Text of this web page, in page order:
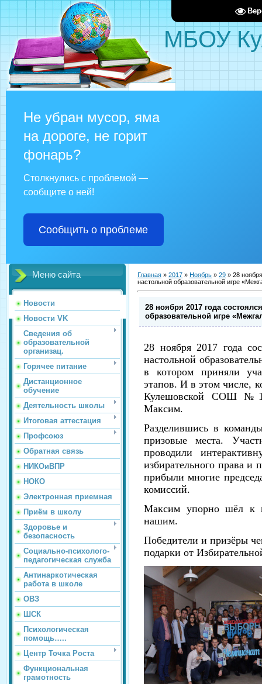
МБОУ
Не убран мусор, яма
на дороге, не горит
фонарь?
Столкнулись с проблемой —
сообщите о ней!
Сообщить о проблеме
Меню сайта
Новости
Новости VK
Сведения об
образовательной
организац.
Горячее питание
Дистанционное
обучение
Деятельность школы
Итоговая аттестация
Профсоюз
Обратная связь
НИКОиВПР
НОКО
Электронная приемная
Приём в школу
Здоровье и
безопасность
Социально-психолого-
педагогическая служба
Антинаркотическая
работа в школе
ОВЗ
ШСК
Психологическая
помощь…..
Центр Точка Роста
Функциональная
грамотность
Главная » 2017 » Ноябрь » 29 » 28
настольной образовательной игре
28 ноября 2017 года
образовательной игре
28 ноября 2017 года
настольной
в котором приняли
этапов. И в этом числе,
Кулешовской СОШ
Максим.
Разделившись в
призовые места.
проводили
избирательного права и
прибыли многие
комиссий.
Максим упорно шёл к
нашим.
Победители и призёры
подарки от